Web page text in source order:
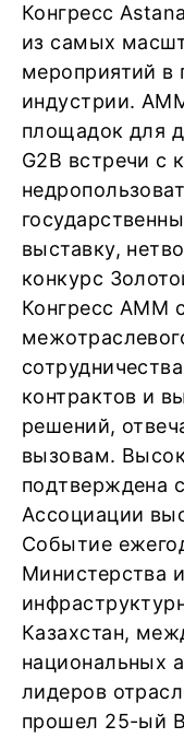
Конгресс
из самых
мероприятий в
индустрии.
площадок для
G2B встречи с
выставку,
конкурс
Конгресс АММ
контрактов и
решений,
вызовам.
подтверждена
Ассоциации
Событие
Министерства
Казахстан,
национальных
лидеров
прошел 25-ый